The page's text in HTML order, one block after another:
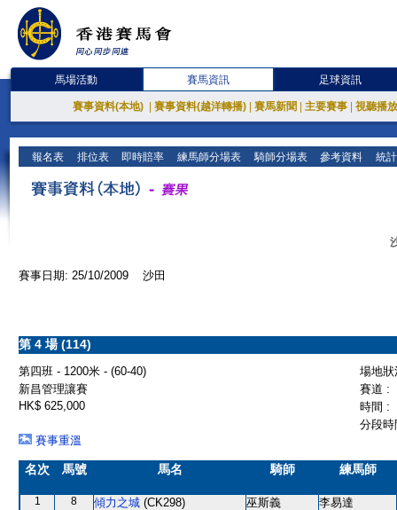
馬場活動 賽馬資訊 足球資訊
賽事資料(本地) 賽事資料(越洋轉播) 賽馬新聞 主要賽事 視聽播
報名表 排位表 即時賠率 練馬師分場表 騎師分場表 參考資料 統
賽事日期: 25/10/2009 沙田
第 4 場 (114)
第四班 - 1200米 - (60-40)
場地
新昌管理讓賽
賽道 :
HK$ 625,000
時間 :
分段
賽事重溫
名次 馬號 馬名 騎師 練馬師
1 8 傾力之城 (CK298) 巫斯義 李易達